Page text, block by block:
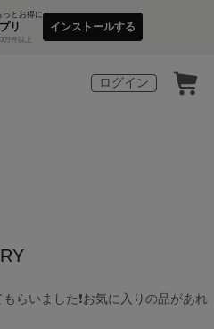
っとお得に
リ
3万件以上
インストールする
ログイン
らいました❗お気に入りの品があれ